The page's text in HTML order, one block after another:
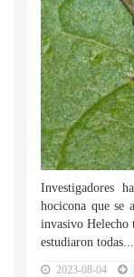
Investigadores
hocicona que se
invasivo Helecho
estudiaron todas...
2023-08-04